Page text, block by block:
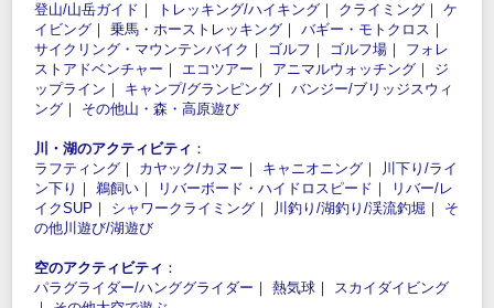
登山/山岳ガイド ｜ トレッキング/ハイキング ｜ クライミング ｜ ケ
イビング ｜ 乗馬・ホーストレッキング ｜ バギー・モトクロス ｜
サイクリング・マウンテンバイク ｜ ゴルフ ｜ ゴルフ場 ｜ フォレ
ストアドベンチャー ｜ エコツアー ｜ アニマルウォッチング ｜ ジ
ップライン ｜ キャンプ/グランピング ｜ バンジー/ブリッジスウィ
ング ｜ その他山・森・高原遊び
川・湖のアクティビティ ：
ラフティング ｜ カヤック/カヌー ｜ キャニオニング ｜
川下り/ライ
ン下り ｜ 鵜飼い ｜ リバーボード・ハイドロスピード ｜
リバー/レ
イクSUP ｜ シャワークライミング ｜ 川釣り/湖釣り/渓流釣堀 ｜ そ
の他川遊び/湖遊び
空のアクティビティ ：
パラグライダー/ハンググライダー ｜ 熱気球 ｜ スカイダイビング